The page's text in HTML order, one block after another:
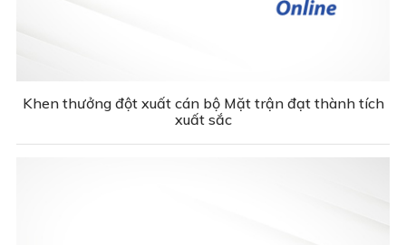
Khen thưởng đột xuất cán bộ Mặt trận đạt thành tích
xuất sắc